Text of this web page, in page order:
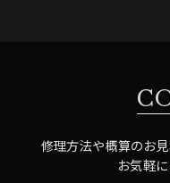
修理方法や概算のお
お気軽